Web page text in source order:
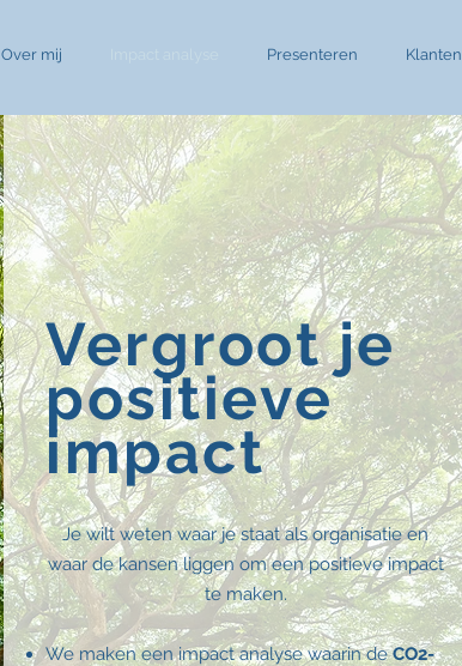
Over mij Presenteren Klanten
Vergroot je
positieve
impact
Je wilt weten waar je staat als organisatie en
waar de kansen liggen om een positieve impact
te maken.
We maken een impact analyse waarin deCO2-